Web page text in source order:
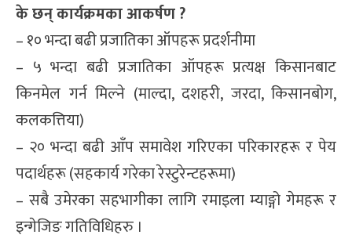
के छन् कार्यक्रमका आकर्षण ?
– १० भन्दा बढी प्रजातिका ऑपहरू प्रदर्शनीमा
– ५ भन्दा बढी प्रजातिका ऑपहरू प्रत्यक्ष किसानबाट
किनमेल गर्न मिल्ने (माल्दा, दशहरी, जरदा, किसानबोग,
कलकत्तिया)
– २० भन्दा बढी आँप समावेश गरिएका परिकारहरू र पेय
पदार्थहरू (सहकार्य गरेका रेस्टुरेन्टहरूमा)
– सबै उमेरका सहभागीका लागि रमाइला म्याङ्गो गेमहरू र
इन्गेजिङ गतिविधिहरु ।